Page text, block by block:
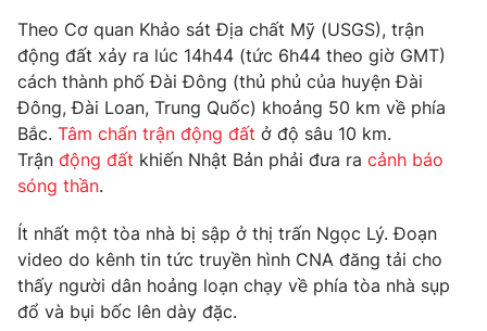
Câu chuyện quốc tế
Thị trường
Góc doanh nghiệp
Dữ liệu và đời sống
Truyền hình
Phim VTV
Hậu trường
Nhân vật
Khán giả
Giải sao mai
Giải trí
Điện ảnh
Âm nhạc
Sao
Du lịch
Làm đẹp
Giáo dục
Tuyển sinh
Theo Cơ quan Khảo sát Địa chất Mỹ (USGS), trận
động đất xảy ra lúc 14h44 (tức 6h44 theo giờ GMT)
cách thành phố Đài Đông (thủ phủ của huyện Đài
Đông, Đài Loan, Trung Quốc) khoảng 50 km về phía
Bắc. Tâm chấn trận động đất ở độ sâu 10 km.
Trận động đất khiến Nhật Bản phải đưa ra cảnh báo
sóng thần.
Ít nhất một tòa nhà bị sập ở thị trấn Ngọc Lý. Đoạn
video do kênh tin tức truyền hình CNA đăng tải cho
thấy người dân hoảng loạn chạy về phía tòa nhà sụp
đổ và bụi bốc lên dày đặc.